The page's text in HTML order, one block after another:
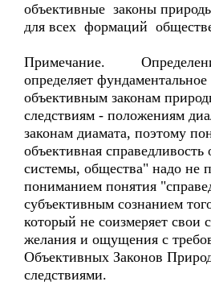
объективные законы
для всех формаций
Примечание.
определяет фундаментальное
объективным законам
следствиям - положениям
законам диамата, поэтому
объективная
системы, общества" надо не
пониманием понятия
субъективным сознанием
который не соизмеряет свои
желания и ощущения с
Объективных Законов
следствиями.